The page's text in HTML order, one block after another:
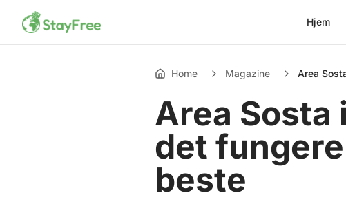
Hjem
Home Magazine Area
Area Sosta
det
beste